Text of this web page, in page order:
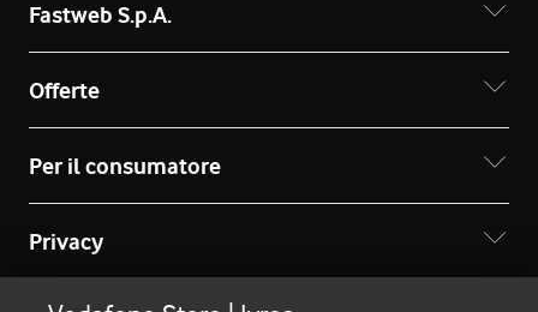
Fastweb S.p.A.
Offerte
Per il consumatore
Privacy